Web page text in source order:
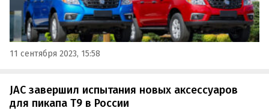
11 сентября 2023, 15:58
JAC завершил испытания новых аксессуаров
для пикапа T9 в России